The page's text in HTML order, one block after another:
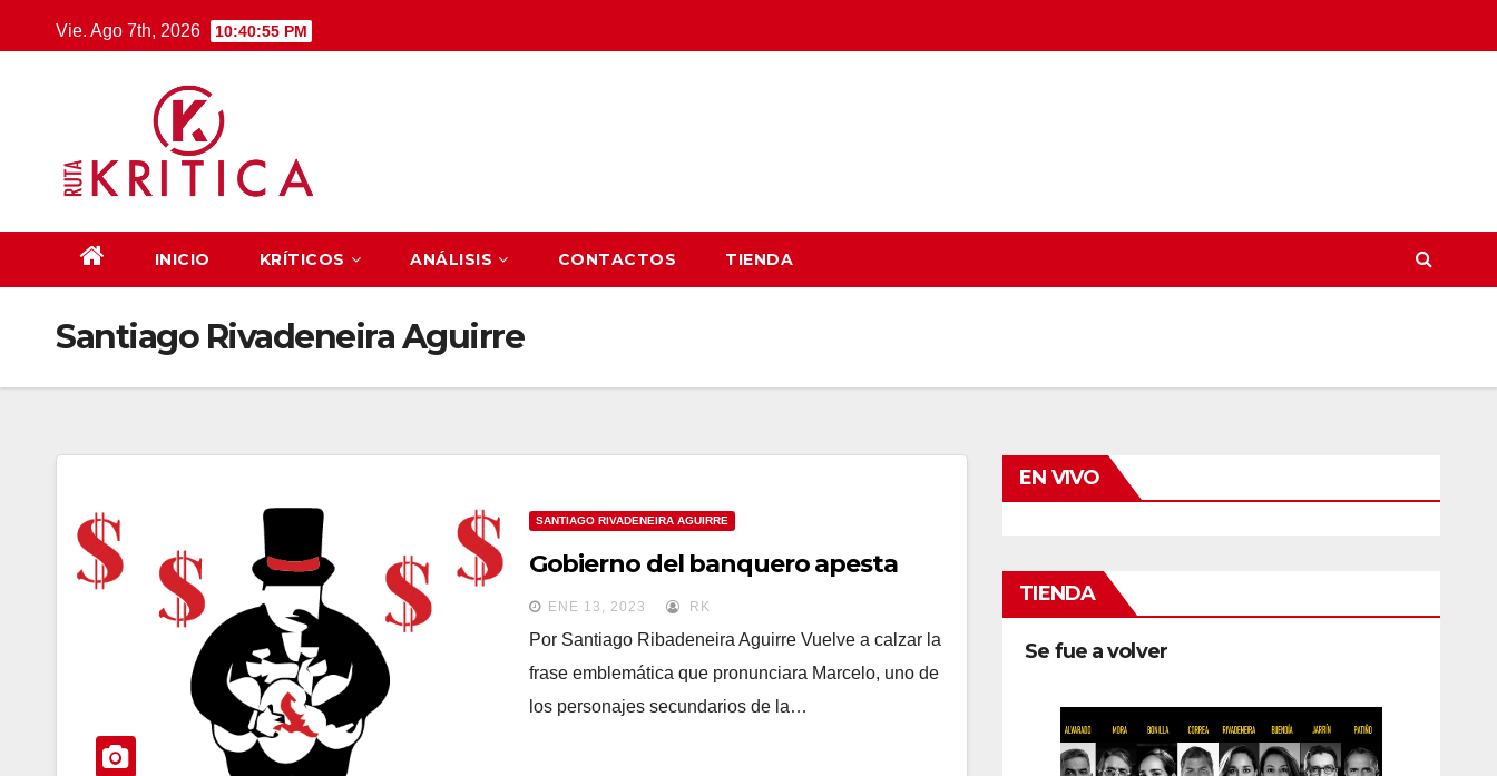
al
Vie. Ago 7th, 2026 10:40:55 PM
INICIO KRÍTICOS ANÁLISIS CONTACTOS TIENDA
Santiago Rivadeneira Aguirre
SANTIAGO RIVADENEIRA AGUIRRE
Gobierno del banquero apesta
ENE 13, 2023 RK
Por Santiago Ribadeneira Aguirre Vuelve a calzar la
frase emblemática que pronunciara Marcelo, uno de
los personajes secundarios de la…
EN VIVO
TIENDA
Se fue a volver